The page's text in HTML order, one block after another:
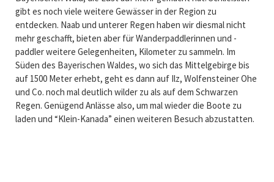
gibt es noch viele weitere Gewässer in der Region zu
entdecken. Naab und unterer Regen haben wir diesmal nicht
mehr geschafft, bieten aber für Wanderpaddlerinnen und -
paddler weitere Gelegenheiten, Kilometer zu sammeln. Im
Süden des Bayerischen Waldes, wo sich das Mittelgebirge bis
auf 1500 Meter erhebt, geht es dann auf Ilz, Wolfensteiner Ohe
und Co. noch mal deutlich wilder zu als auf dem Schwarzen
Regen. Genügend Anlässe also, um mal wieder die Boote zu
laden und “Klein-Kanada” einen weiteren Besuch abzustatten.